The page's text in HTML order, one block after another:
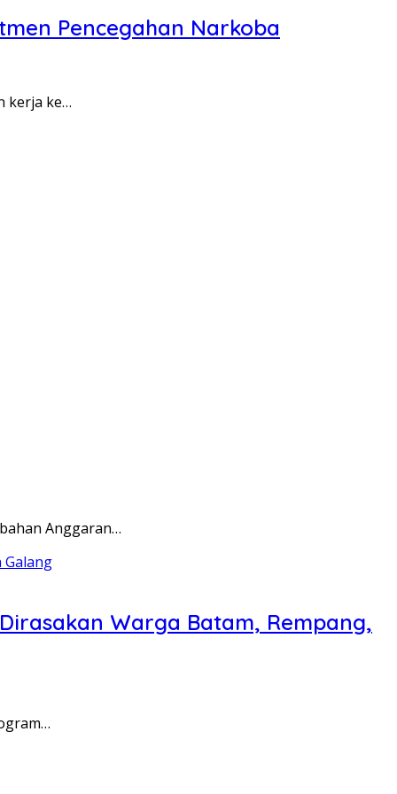
Pencegahan Narkoba
kerja ke…
Anggaran…
Warga Batam, Rempang,